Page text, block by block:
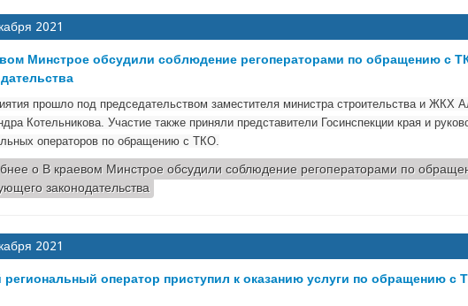
2021
Минстрое обсудили соблюдение регоператорами по обращению с
прошло под председательством заместителя министра строительства и ЖКХ
Котельникова. Участие также приняли представители Госинспекции края и
операторов по обращению с ТКО.
о В краевом Минстрое обсудили соблюдение регоператорами по
законодательства
2021
оператор приступил к оказанию услуги по обращению с